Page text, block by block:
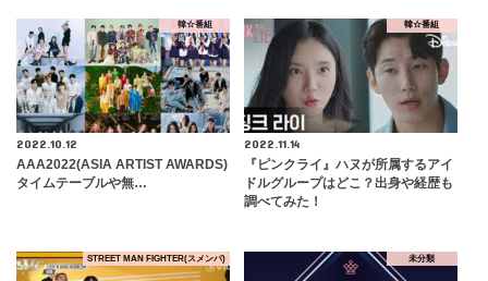
韓☆番組
2022.10.12
AAA2022(ASIA ARTIST AWARDS)
タイムテーブルや無…
韓☆番組
2022.11.14
『ピンクライ』ハヌが所属するアイ
ドルグループはどこ？出身や経歴も
調べてみた！
STREET MAN FIGHTER(スメンパ) 未分類